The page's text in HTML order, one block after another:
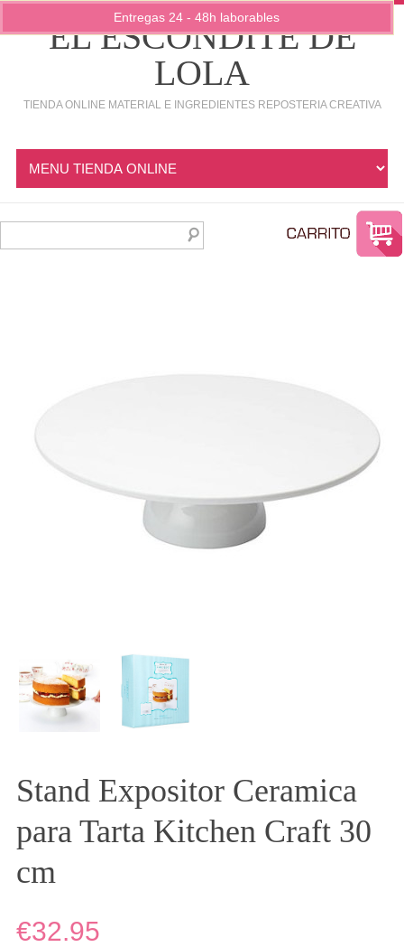
EL ESCONDITE DE
LOLA
TIENDA ONLINE MATERIAL E INGREDIENTES REPOSTERIA CREATIVA
Stand Expositor Ceramica
para Tarta Kitchen Craft 30
cm
€32.95
Entregas 24 - 48h laborables